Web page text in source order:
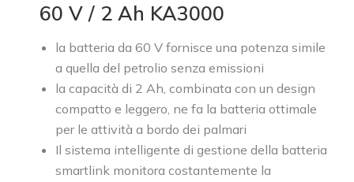
60 V / 2 Ah KA3000
la batteria da 60 V fornisce una potenza simile
a quella del petrolio senza emissioni
la capacità di 2 Ah, combinata con un design
compatto e leggero, ne fa la batteria ottimale
per le attività a bordo dei palmari
Il sistema intelligente di gestione della batteria
smartlink monitora costantemente la